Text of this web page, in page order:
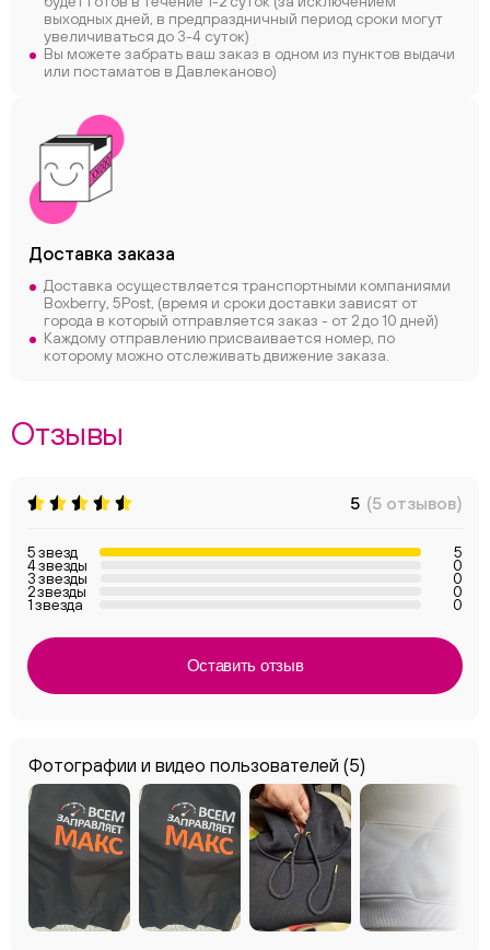
выходных дней, в предпраздничный период сроки могут
увеличиваться до 3-4 суток)
Вы можете забрать ваш заказ в одном из пунктов выдачи
или постаматов в Давлеканово)
Доставка заказа
Доставка осуществляется транспортными компаниями
Boxberry, 5Post, (время и сроки доставки зависят от
города в который отправляется заказ - от 2 до 10 дней)
Каждому отправлению присваивается номер, по
которому можно отслеживать движение заказа.
Отзывы
Фотографии и видео пользователей (5)
5 (5 отзывов)
5 звезд 5
4 звезды 0
3 звезды 0
2 звезды 0
1 звезда 0
Оставить отзыв